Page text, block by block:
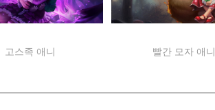
고스족 애니 빨간 모자 애니